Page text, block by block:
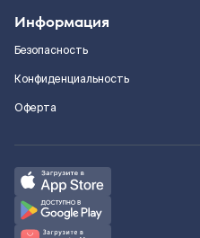
Информация
Безопасность
Конфиденциальность
Оферта